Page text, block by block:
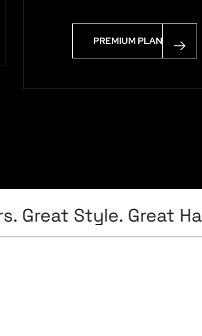
PREMIUM PLAN
Style. Great